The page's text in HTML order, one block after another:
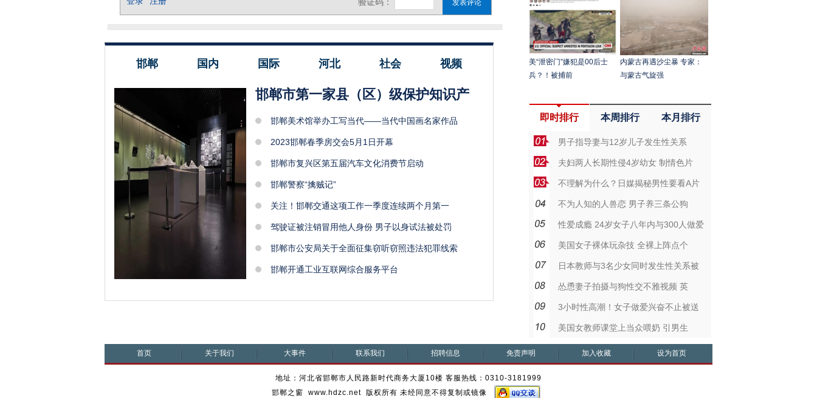
邯郸 国内 国际 河北 社会 视频
邯郸市第一家县（区）级保护知识产
邯郸美术馆举办工写当代——当代中国画名家作品
2023邯郸春季房交会5月1日开幕
邯郸市复兴区第五届汽车文化消费节启动
邯郸警察“擒贼记”
关注！邯郸交通这项工作一季度连续两个月第一
驾驶证被注销冒用他人身份 男子以身试法被处罚
邯郸市公安局关于全面征集窃听窃照违法犯罪线索
邯郸开通工业互联网综合服务平台
美“泄密门”嫌犯是00后士
兵？！被捕前
内蒙古再遇沙尘暴 专家：
与蒙古气旋强
即时排行 本周排行 本月排行
男子指导妻与12岁儿子发生性关系
夫妇两人长期性侵4岁幼女 制情色片
不理解为什么？日媒揭秘男性要看A片
不为人知的人兽恋 男子养三条公狗
性爱成瘾 24岁女子八年内与300人做爱
美国女子裸体玩杂技 全裸上阵点个
日本教师与3名少女同时发生性关系被
怂恿妻子拍摄与狗性交不雅视频 英
3小时性高潮！女子做爱兴奋不止被送
美国女教师课堂上当众喂奶 引男生
首页 关于我们 大事件 联系我们 招聘信息 免责声明 加入收藏 设为首页
地址：河北省邯郸市人民路新时代商务大厦10楼 客服热线：0310-3181999
邯郸之窗 www.hdzc.net 版权所有 未经同意不得复制或镜像